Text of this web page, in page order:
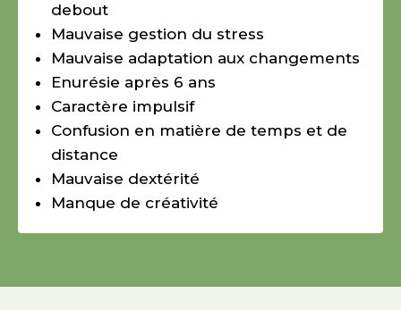
debout
Mauvaise gestion du stress
Mauvaise adaptation aux changements
Enurésie après 6 ans
Caractère impulsif
Confusion en matière de temps et de
distance
Mauvaise dextérité
Manque de créativité